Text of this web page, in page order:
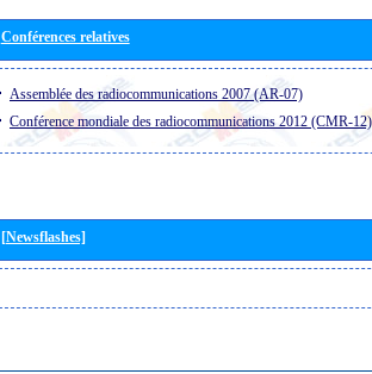
Conférences relatives
Assemblée des radiocommunications 2007 (AR-07)
Conférence mondiale des radiocommunications 2012 (CMR-12)
[Newsflashes]